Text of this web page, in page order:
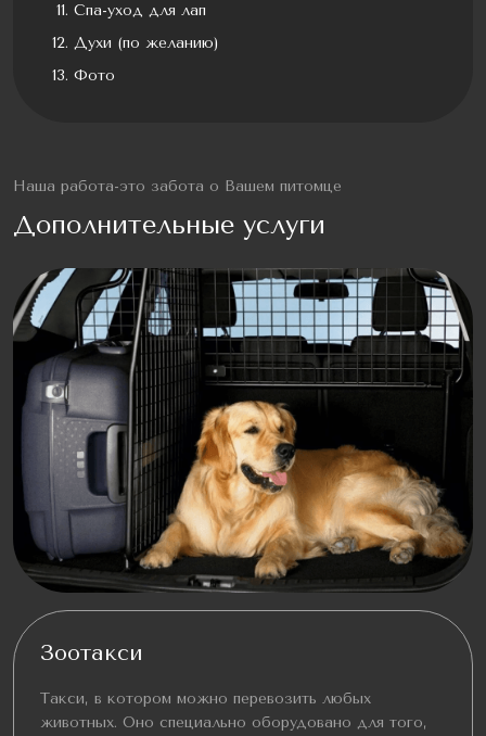
Спа-уход для лап
Духи (по желанию)
Фото
Наша работа-это забота о Вашем питомце
Дополнительные услуги
Зоотакси
Такси, в котором можно перевозить любых
животных. Оно специально оборудовано для того,